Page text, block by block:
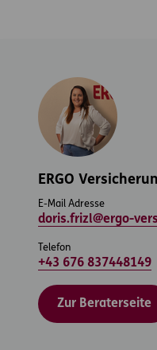
ERGO
E-Mail Adresse
doris.frizl@ergo-
Telefon
+43 676 837448149
Zur Beraterseite